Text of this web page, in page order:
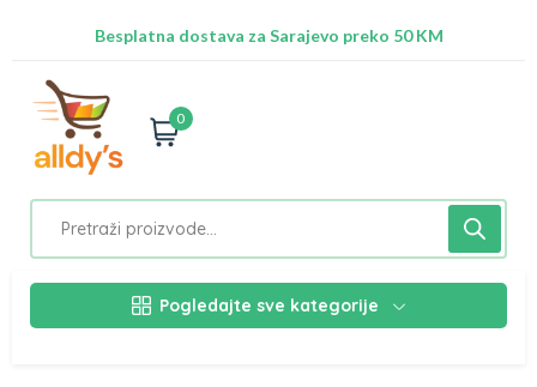
Besplatna dostava za Sarajevo preko 50 KM
0
Pogledajte sve kategorije